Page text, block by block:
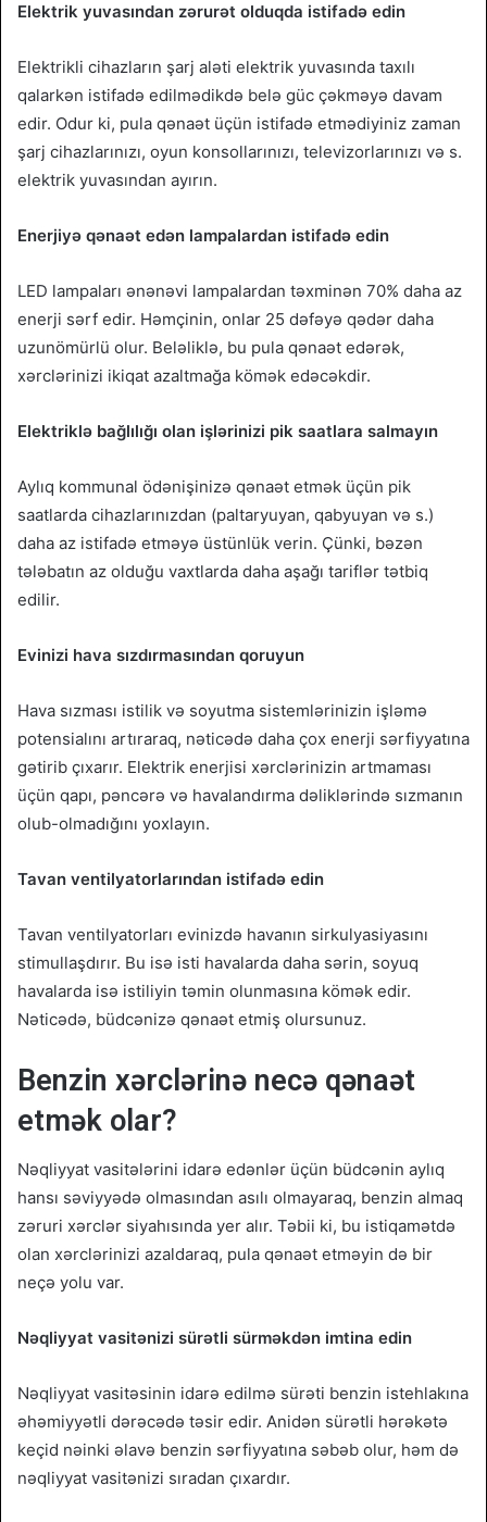
Elektrik yuvasından zərurət olduqda istifadə edin
Elektrikli cihazların şarj aləti elektrik yuvasında taxılı
qalarkən istifadə edilmədikdə belə güc çəkməyə davam
edir. Odur ki, pula qənaət üçün istifadə etmədiyiniz zaman
şarj cihazlarınızı, oyun konsollarınızı, televizorlarınızı və s.
elektrik yuvasından ayırın.
Enerjiyə qənaət edən lampalardan istifadə edin
LED lampaları ənənəvi lampalardan təxminən 70% daha az
enerji sərf edir. Həmçinin, onlar 25 dəfəyə qədər daha
uzunömürlü olur. Beləliklə, bu pula qənaət edərək,
xərclərinizi ikiqat azaltmağa kömək edəcəkdir.
Elektriklə bağlılığı olan işlərinizi pik saatlara salmayın
Aylıq kommunal ödənişinizə qənaət etmək üçün pik
saatlarda cihazlarınızdan (paltaryuyan, qabyuyan və s.)
daha az istifadə etməyə üstünlük verin. Çünki, bəzən
tələbatın az olduğu vaxtlarda daha aşağı tariflər tətbiq
edilir.
Evinizi hava sızdırmasından qoruyun
Hava sızması istilik və soyutma sistemlərinizin işləmə
potensialını artıraraq, nəticədə daha çox enerji sərfiyyatına
gətirib çıxarır. Elektrik enerjisi xərclərinizin artmaması
üçün qapı, pəncərə və havalandırma dəliklərində sızmanın
olub-olmadığını yoxlayın.
Tavan ventilyatorlarından istifadə edin
Tavan ventilyatorları evinizdə havanın sirkulyasiyasını
stimullaşdırır. Bu isə isti havalarda daha sərin, soyuq
havalarda isə istiliyin təmin olunmasına kömək edir.
Nəticədə, büdcənizə qənaət etmiş olursunuz.
Benzin xərclərinə necə qənaət
etmək olar?
Nəqliyyat vasitələrini idarə edənlər üçün büdcənin aylıq
hansı səviyyədə olmasından asılı olmayaraq, benzin almaq
zəruri xərclər siyahısında yer alır. Təbii ki, bu istiqamətdə
olan xərclərinizi azaldaraq, pula qənaət etməyin də bir
neçə yolu var.
Nəqliyyat vasitənizi sürətli sürməkdən imtina edin
Nəqliyyat vasitəsinin idarə edilmə sürəti benzin istehlakına
əhəmiyyətli dərəcədə təsir edir. Anidən sürətli hərəkətə
keçid nəinki əlavə benzin sərfiyyatına səbəb olur, həm də
nəqliyyat vasitənizi sıradan çıxardır.